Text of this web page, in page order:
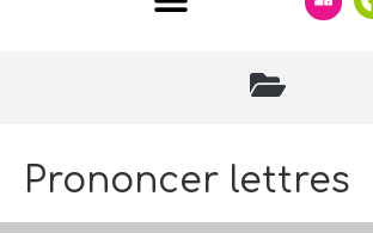
Prononcer lettres